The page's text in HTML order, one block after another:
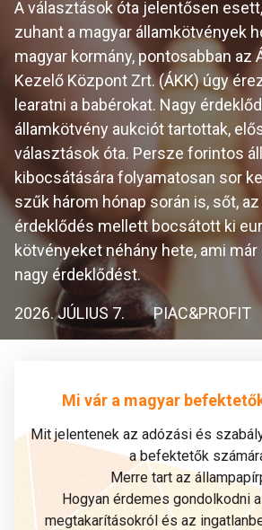
A választások óta jelentősen
zuhant a magyar államkötvények
magyar kormány, pontosabban az
Kezelő Központ Zrt. (ÁKK) úgy
learatni a babérokat. Nagy
államkötvény aukciót tartottak,
választások óta. Persze forintos
kibocsátására folyamatosan sor
szűk három hónap során is, sőt, az
érdeklődés mellett bocsátott ki
kötvényeket néhány hete, ami
nagy érdeklődést.
2026. JÚLIUS 7. PIAC&PROFIT
Mi vár a magyar
Mit jelentenek az adózási és
a befektetők
Merre tart az
Hogyan érdemes gondolkodni
megtakarításokról és az